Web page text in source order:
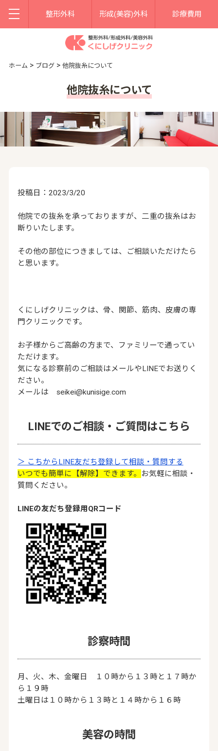
整形外科 形成(美容)外科 診療費用
ホーム > ブログ> 他院抜糸について
他院抜糸について
投稿日：2023/3/20
他院での抜糸を承っておりますが、二重の抜糸はお
断りいたします。
その他の部位につきましては、ご相談いただけたら
と思います。
くにしげクリニックは、骨、関節、筋肉、皮膚の専
門クリニックです。
お子様からご高齢の方まで、ファミリーで通ってい
ただけます。
気になる診察前のご相談はメールやLINEでお送りく
ださい。
メールは seikei@kunisige.com
LINEでのご相談・ご質問はこちら
＞ こちからLINE友だち登録して相談・質問する
いつでも簡単に【解除】できます。 お気軽に相談・
質問ください。
LINEの友だち登録用QRコード
診察時間
月、火、木、金曜日 １０時から１３時と１７時か
ら１９時
土曜日は１０時から１３時と１４時から１６時
美容の時間